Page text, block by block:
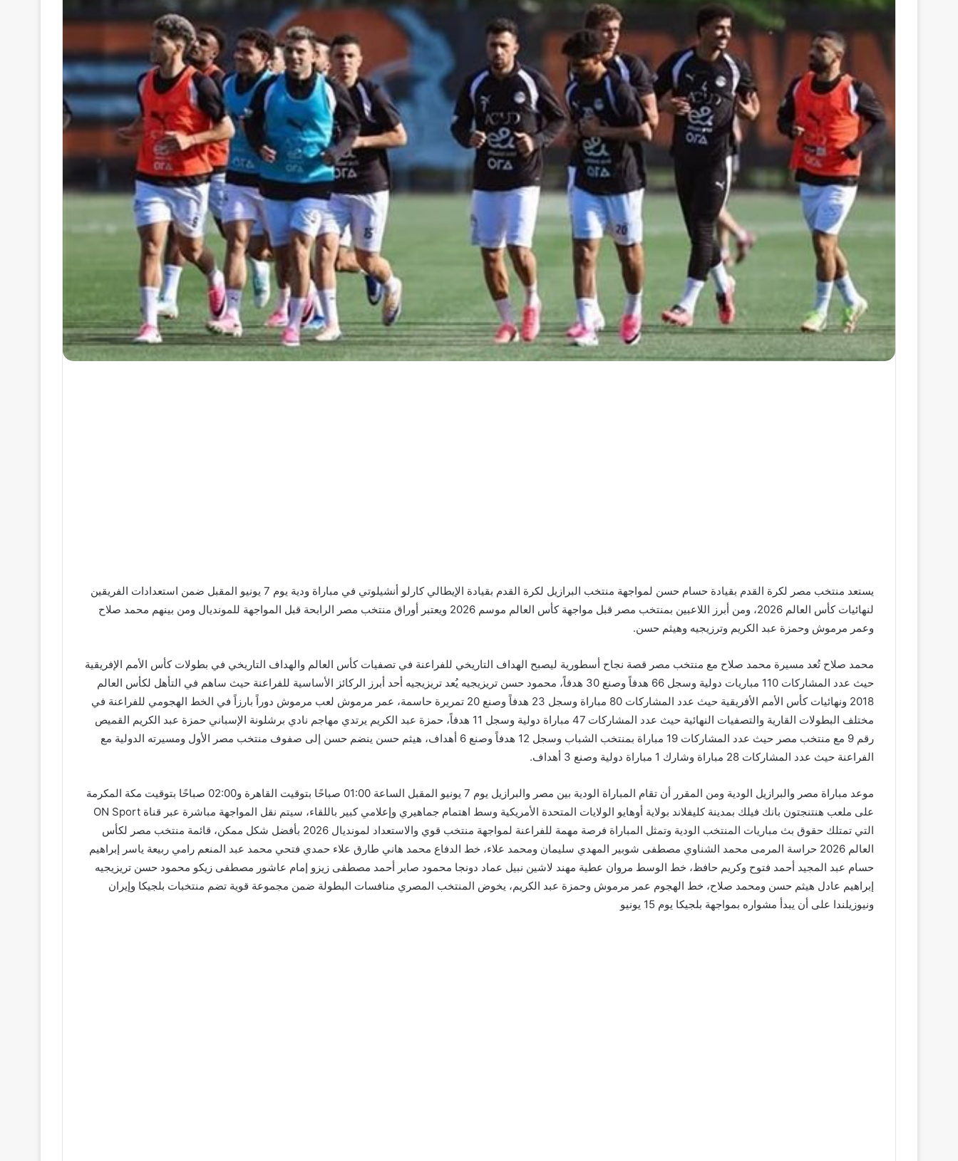
يستعد منتخب مصر لكرة القدم بقيادة حسام حسن لمواجهة منتخب البرازيل لكرة القدم بقيادة الإيطالي كارلو أنشيلوتي في مباراة ودية يوم 7 يونيو المقبل ضمن استعدادات الفريقين
لنهائيات كأس العالم 2026، ومن أبرز اللاعبين بمنتخب مصر قبل مواجهة كأس العالم موسم 2026 ويعتبر أوراق منتخب مصر الرابحة قبل المواجهة للمونديال ومن بينهم محمد صلاح
وعمر مرموش وحمزة عبد الكريم وترزيجيه وهيثم حسن.
محمد صلاح تُعد مسيرة محمد صلاح مع منتخب مصر قصة نجاح أسطورية ليصبح الهداف التاريخي للفراعنة في تصفيات كأس العالم والهداف التاريخي في بطولات كأس الأمم الإفريقية
حيث عدد المشاركات 110 مباريات دولية وسجل 66 هدفاً وصنع 30 هدفاً، محمود حسن تريزيجيه يُعد تريزيجيه أحد أبرز الركائز الأساسية للفراعنة حيث ساهم في التأهل لكأس العالم
2018 ونهائيات كأس الأمم الأفريقية حيث عدد المشاركات 80 مباراة وسجل 23 هدفاً وصنع 20 تمريرة حاسمة، عمر مرموش لعب مرموش دوراً بارزاً في الخط الهجومي للفراعنة في
مختلف البطولات القارية والتصفيات النهائية حيث عدد المشاركات 47 مباراة دولية وسجل 11 هدفاً، حمزة عبد الكريم يرتدي مهاجم نادي برشلونة الإسباني حمزة عبد الكريم القميص
رقم 9 مع منتخب مصر حيث عدد المشاركات 19 مباراة بمنتخب الشباب وسجل 12 هدفاً وصنع 6 أهداف، هيثم حسن ينضم حسن إلى صفوف منتخب مصر الأول ومسيرته الدولية مع
الفراعنة حيث عدد المشاركات 28 مباراة وشارك 1 مباراة دولية وصنع 3 أهداف.
موعد مباراة مصر والبرازيل الودية ومن المقرر أن تقام المباراة الودية بين مصر والبرازيل يوم 7 يونيو المقبل الساعة 01:00 صباحًا بتوقيت القاهرة و02:00 صباحًا بتوقيت مكة المكرمة
على ملعب هنتنجتون بانك فيلك بمدينة كليفلاند بولاية أوهايو الولايات المتحدة الأمريكية وسط اهتمام جماهيري وإعلامي كبير باللقاء، سيتم نقل المواجهة مباشرة عبر قناة ON Sport
التي تمتلك حقوق بث مباريات المنتخب الودية وتمثل المباراة فرصة مهمة للفراعنة لمواجهة منتخب قوي والاستعداد لمونديال 2026 بأفضل شكل ممكن، قائمة منتخب مصر لكأس
العالم 2026 حراسة المرمى محمد الشناوي مصطفى شوبير المهدي سليمان ومحمد علاء، خط الدفاع محمد هاني طارق علاء حمدي فتحي محمد عبد المنعم رامي ربيعة ياسر إبراهيم
حسام عبد المجيد أحمد فتوح وكريم حافظ، خط الوسط مروان عطية مهند لاشين نبيل عماد دونجا محمود صابر أحمد مصطفى زيزو إمام عاشور مصطفى زيكو محمود حسن تريزيجيه
إبراهيم عادل هيثم حسن ومحمد صلاح، خط الهجوم عمر مرموش وحمزة عبد الكريم، يخوض المنتخب المصري منافسات البطولة ضمن مجموعة قوية تضم منتخبات بلجيكا وإيران
ونيوزيلندا على أن يبدأ مشواره بمواجهة بلجيكا يوم 15 يونيو